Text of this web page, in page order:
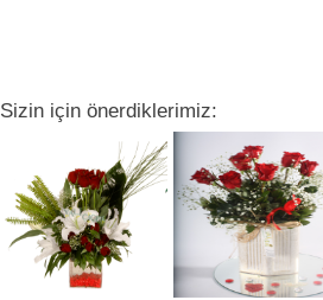
Sizin için önerdiklerimiz: